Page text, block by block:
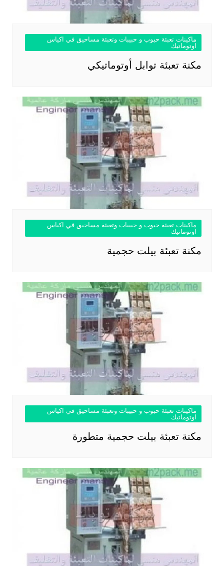
ماكينات تعبئة حبوب و حبيبات وتعبئة مساحيق في اكياس
اوتوماتيك
مكنة تعبئة توابل أوتوماتيكي
ماكينات تعبئة حبوب و حبيبات وتعبئة مساحيق في اكياس
اوتوماتيك
مكنة تعبئة بيلت حجمية
ماكينات تعبئة حبوب و حبيبات وتعبئة مساحيق في اكياس
اوتوماتيك
مكنة تعبئة بيلت حجمية متطورة